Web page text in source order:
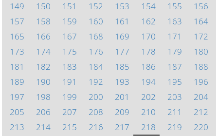
149
150 151 152 153 154 155
156
157
158 159 160 161 162 163
164
165
166 167 168 169 170 171
172
173
174 175 176 177 178 179
180
181
182 183 184 185 186 187
188
189
190 191 192 193 194 195
196
197
198 199 200 201 202 203
204
205
206 207 208 209 210 211
212
213
214 215 216 217 218 219
220